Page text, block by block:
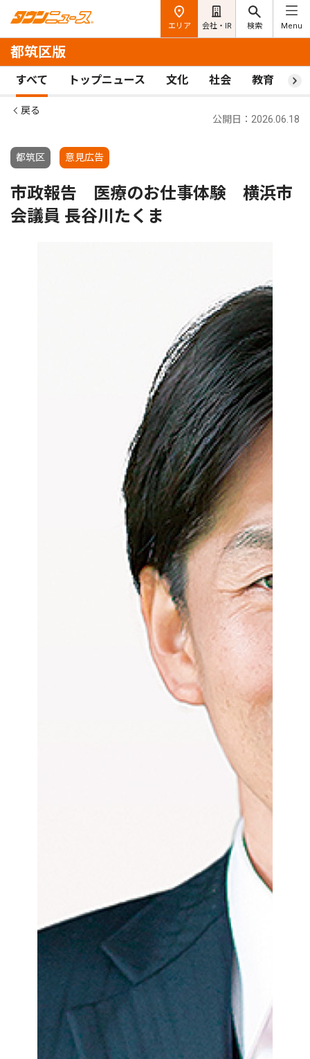
エリア 会社・IR 検索 Menu
都筑区版
すべて トップニュース 文化 社会 教育 ス
戻る
都筑区 意見広告
公開日：2026.06.18
市政報告 医療のお仕事体験 横浜市
会議員 長谷川たくま